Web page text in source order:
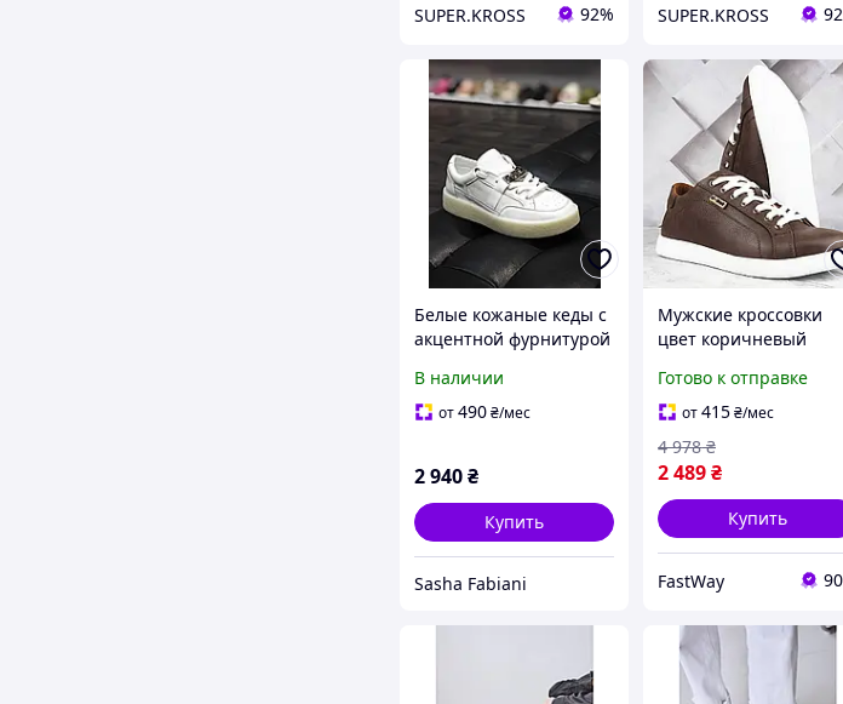
SUPER.KROSS 92% SUPER.KROSS
Белые кожаные кеды с
акцентной фурнитурой
В наличии
от490₴/мес
2 940₴
Купить
Sasha Fabiani
Мужские кроссовки
цвет коричневый
кожаные кеды
хорошего качества для
повседневной носки
Готово к отправке
от415₴/мес
2 489₴
4 978 ₴
Купить
FastWay